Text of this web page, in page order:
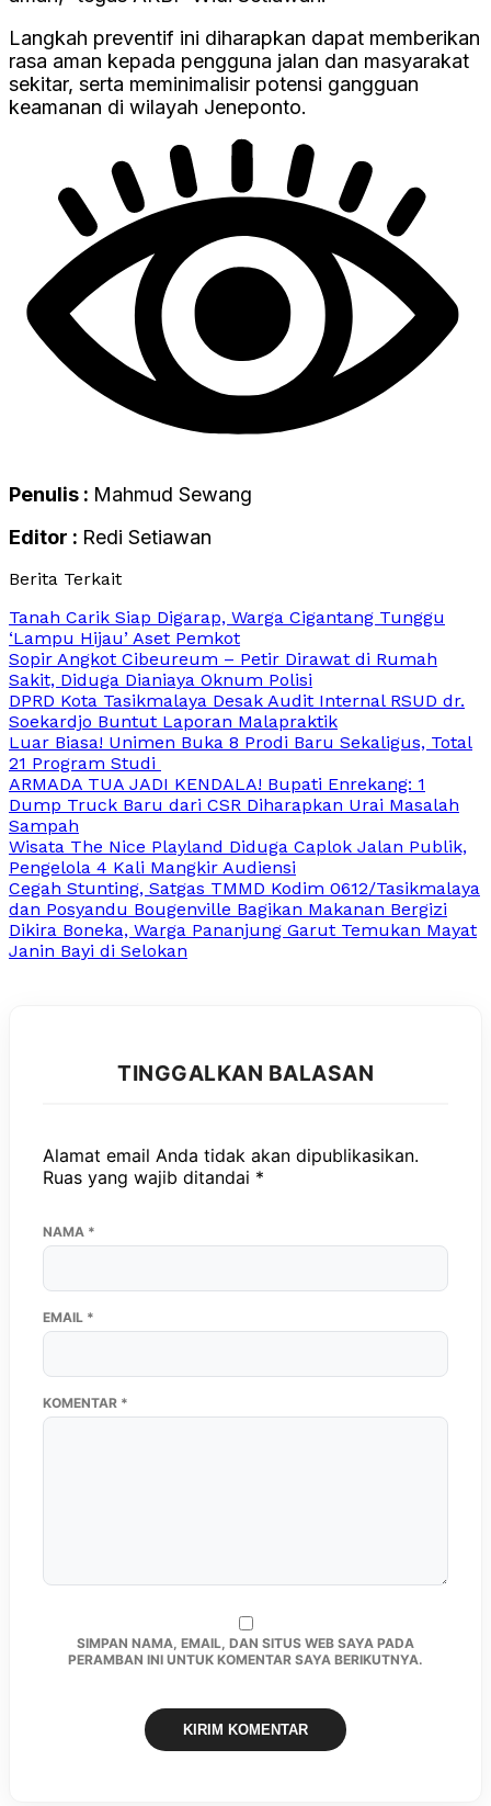
Langkah preventif ini diharapkan dapat memberikan
rasa aman kepada pengguna jalan dan masyarakat
sekitar, serta meminimalisir potensi gangguan
keamanan di wilayah Jeneponto.
Penulis : Mahmud Sewang
Editor : Redi Setiawan
Berita Terkait
Tanah Carik Siap Digarap, Warga Cigantang Tunggu
‘Lampu Hijau’ Aset Pemkot
Sopir Angkot Cibeureum – Petir Dirawat di Rumah
Sakit, Diduga Dianiaya Oknum Polisi
DPRD Kota Tasikmalaya Desak Audit Internal RSUD dr.
Soekardjo Buntut Laporan Malapraktik
Luar Biasa! Unimen Buka 8 Prodi Baru Sekaligus, Total
21 Program Studi
ARMADA TUA JADI KENDALA! Bupati Enrekang: 1
Dump Truck Baru dari CSR Diharapkan Urai Masalah
Sampah
Wisata The Nice Playland Diduga Caplok Jalan Publik,
Pengelola 4 Kali Mangkir Audiensi
Cegah Stunting, Satgas TMMD Kodim 0612/Tasikmalaya
dan Posyandu Bougenville Bagikan Makanan Bergizi
Dikira Boneka, Warga Pananjung Garut Temukan Mayat
Janin Bayi di Selokan
TINGGALKAN BALASAN
Alamat email Anda tidak akan dipublikasikan.
Ruas yang wajib ditandai *
KOMENTAR *
NAMA *
EMAIL *
SIMPAN NAMA, EMAIL, DAN SITUS WEB SAYA PADA
PERAMBAN INI UNTUK KOMENTAR SAYA BERIKUTNYA.